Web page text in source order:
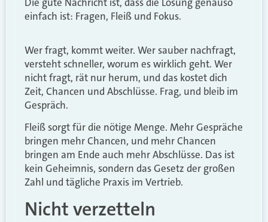
einfach ist: Fragen, Fleiß und Fokus.
Wer fragt, kommt weiter. Wer sauber nachfragt,
versteht schneller, worum es wirklich geht. Wer
nicht fragt, rät nur herum, und das kostet dich
Zeit, Chancen und Abschlüsse. Frag, und bleib im
Gespräch.
Fleiß sorgt für die nötige Menge. Mehr Gespräche
bringen mehr Chancen, und mehr Chancen
bringen am Ende auch mehr Abschlüsse. Das ist
kein Geheimnis, sondern das Gesetz der großen
Zahl und tägliche Praxis im Vertrieb.
Nicht verzetteln